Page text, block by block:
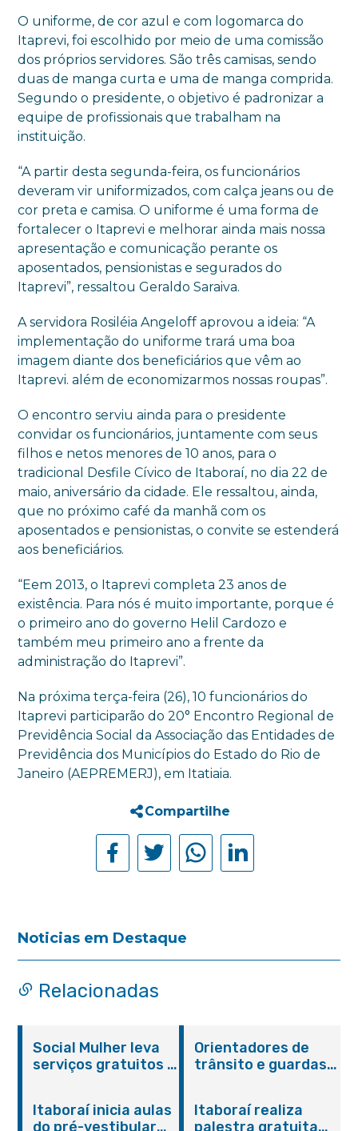
O uniforme, de cor azul e com logomarca do
Itaprevi, foi escolhido por meio de uma comissão
dos próprios servidores. São três camisas, sendo
duas de manga curta e uma de manga comprida.
Segundo o presidente, o objetivo é padronizar a
equipe de profissionais que trabalham na
instituição.
“A partir desta segunda-feira, os funcionários
deveram vir uniformizados, com calça jeans ou de
cor preta e camisa. O uniforme é uma forma de
fortalecer o Itaprevi e melhorar ainda mais nossa
apresentação e comunicação perante os
aposentados, pensionistas e segurados do
Itaprevi”, ressaltou Geraldo Saraiva.
A servidora Rosiléia Angeloff aprovou a ideia: “A
implementação do uniforme trará uma boa
imagem diante dos beneficiários que vêm ao
Itaprevi. além de economizarmos nossas roupas”.
O encontro serviu ainda para o presidente
convidar os funcionários, juntamente com seus
filhos e netos menores de 10 anos, para o
tradicional Desfile Cívico de Itaboraí, no dia 22 de
maio, aniversário da cidade. Ele ressaltou, ainda,
que no próximo café da manhã com os
aposentados e pensionistas, o convite se estenderá
aos beneficiários.
“Eem 2013, o Itaprevi completa 23 anos de
existência. Para nós é muito importante, porque é
o primeiro ano do governo Helil Cardozo e
também meu primeiro ano a frente da
administração do Itaprevi”.
Na próxima terça-feira (26), 10 funcionários do
Itaprevi participarão do 20° Encontro Regional de
Previdência Social da Associação das Entidades de
Previdência dos Municípios do Estado do Rio de
Janeiro (AEPREMERJ), em Itatiaia.
Compartilhe
Noticias em Destaque
Relacionadas
Social Mulher leva
serviços gratuitos à
sexta-feira (07/08)
Orientadores de
trânsito e guardas
primeiros socorros
Itaboraí inicia aulas
do pré-vestibular
Itaboraí realiza
palestra gratuita